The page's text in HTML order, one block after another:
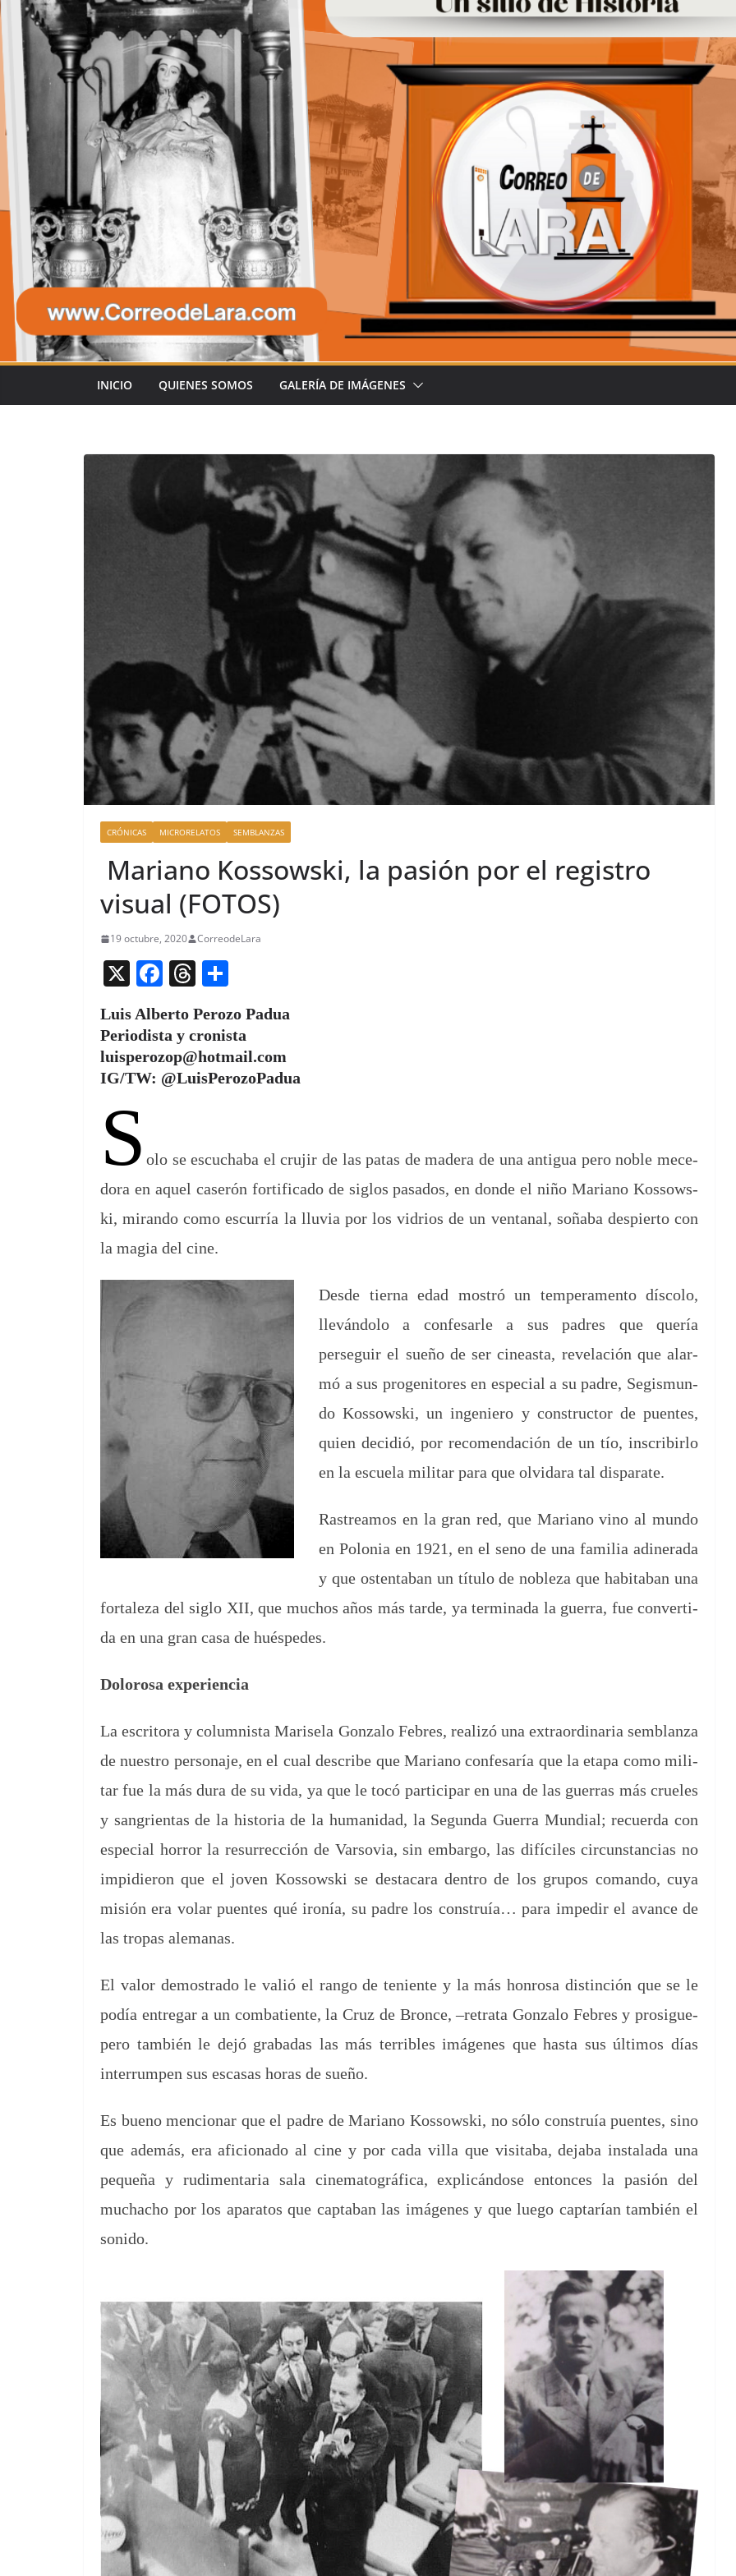
INICIO QUIENES SOMOS GALERÍA DE IMÁGENES
CRÓNICAS MICRORELATOS SEMBLANZAS
Mariano Kossowski, la pasión por el registro
visual (FOTOS)
19 octubre, 2020 CorreodeLara
X F
c
e
b
k
T
h
re
a
d
m
p
ar
Luis Alberto Perozo Padua
Periodista y cronista
luisperozop@hotmail.com
IG/TW: @LuisPerozoPadua
S olo se escuch­a­ba el cru­jir de las patas de madera de una antigua pero noble mece­
do­ra en aquel caserón for­ti­fi­ca­do de sig­los pasa­dos, en donde el niño Mar­i­ano Kos­sows­
ki, miran­do como escur­ría la llu­via por los vidrios de un ven­tanal, soña­ba despier­to con
la magia del cine.
Des­de tier­na edad mostró un tem­pera­men­to dís­co­lo,
lleván­do­lo a con­fe­sar­le a sus padres que quería
perseguir el sueño de ser cineas­ta, rev­elación que alar­
mó a sus prog­en­i­tores en espe­cial a su padre, Segis­mun­
do Kos­sows­ki, un inge­niero y con­struc­tor de puentes,
quien decidió, por recomen­dación de un tío, inscribir­lo
en la escuela mil­i­tar para que olvi­dara tal disparate.
Ras­treamos en la gran red, que Mar­i­ano vino al mun­do
en Polo­nia en 1921, en el seno de una famil­ia adin­er­a­da
y que ostenta­ban un títu­lo de nobleza que hab­it­a­ban una
for­t­aleza del siglo XII, que muchos años más tarde, ya ter­mi­na­da la guer­ra, fue con­ver­ti­
da en una gran casa de huéspedes.
Dolorosa expe­ri­en­cia
La escrito­ra y colum­nista Marisela Gon­za­lo Febres, real­izó una extra­or­di­nar­ia sem­blan­za
de nue­stro per­son­aje, en el cual describe que Mar­i­ano con­fe­saría que la eta­pa como mil­i­
tar fue la más dura de su vida, ya que le tocó par­tic­i­par en una de las guer­ras más cru­eles
y san­gri­en­tas de la his­to­ria de la humanidad, la Segun­da Guer­ra Mundi­al; recuer­da con
espe­cial hor­ror la res­ur­rec­ción de Varso­via, sin embar­go, las difí­ciles cir­cun­stan­cias no
impi­dieron que el joven Kos­sows­ki se destacara den­tro de los gru­pos coman­do, cuya
mis­ión era volar puentes qué ironía, su padre los con­struía… para impedir el avance de
las tropas alemanas.
El val­or demostra­do le val­ió el ran­go de teniente y la más hon­rosa dis­tin­ción que se le
podía entre­gar a un com­bat­iente, la Cruz de Bronce, –retra­ta Gon­za­lo Febres y prosigue-
pero tam­bién le dejó grabadas las más ter­ri­bles imá­genes que has­ta sus últi­mos días
inter­rumpen sus escasas horas de sueño.
Es bueno men­cionar que el padre de Mar­i­ano Kos­sows­ki, no sólo con­struía puentes, sino
que además, era afi­ciona­do al cine y por cada vil­la que vis­ita­ba, deja­ba insta­l­a­da una
pequeña y rudi­men­ta­ria sala cin­e­matográ­fi­ca, explicán­dose entonces la pasión del
mucha­cho por los aparatos que capt­a­ban las imá­genes y que luego cap­tarían tam­bién el
sonido.